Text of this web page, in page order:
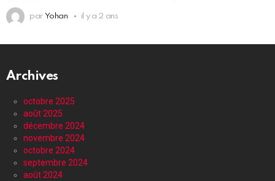
par Yohan il y a 2 ans
Archives
octobre 2025
août 2025
décembre 2024
novembre 2024
octobre 2024
septembre 2024
août 2024